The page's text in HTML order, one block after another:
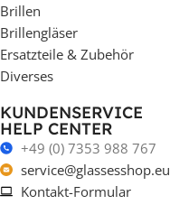
Brillen
Brillengläser
Ersatzteile & Zubehör
Diverses
KUNDENSERVICE
HELP CENTER
+49 (0) 7353 988 767
service@glassesshop.eu
Kontakt-Formular